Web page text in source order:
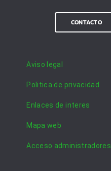
CONTACTO
Aviso legal
Politica de privacidad
Enlaces de interes
Mapa web
Acceso administradores